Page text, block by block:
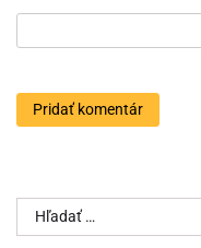
Hľadať: